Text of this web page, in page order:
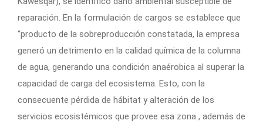
reparación. En la formulación de cargos se establece que
“producto de la sobreproducción constatada, la empresa
generó un detrimento en la calidad química de la columna
de agua, generando una condición anaérobica al superar la
capacidad de carga del ecosistema. Esto, con la
consecuente pérdida de hábitat y alteración de los
servicios ecosistémicos que provee esa zona , además de